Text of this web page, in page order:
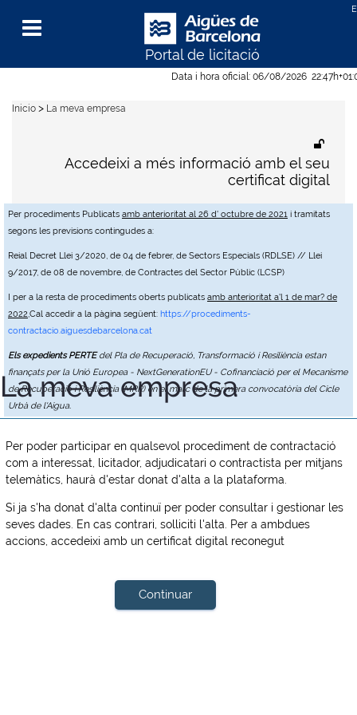
Data i hora oficial: 06/08/2026 22:47h
Per procediments Publicats amb anterioritat al 26 d' octubre de 2021 i tramitats
segons les previsions contingudes a:
Reial Decret Llei 3/2020, de 04 de febrer, de Sectors Especials (RDLSE) // Llei
9/2017, de 08 de novembre, de Contractes del Sector Públic (LCSP)
I per a la resta de procediments oberts publicats amb anterioritat a'l 1 de mar? de
2022,Cal accedir a la pàgina següent: https://procediments-
contractacio.aiguesdebarcelona.cat
Els expedients PERTEdel Pla de Recuperació, Transformació i Resiliència estan
finançats per la Unió Europea - NextGenerationEU - Cofinanciació per el Mecanisme
de Recuperació i Resiliència (MRR) en el marc de la primera convocatòria del Cicle
Urbà de l'Aigua.
Portal de licitació
Menu
Accedeixi a més informació amb el seu
certificat digital
Inicio > La meva empresa
La meva empresa
Per poder participar en qualsevol procediment de contractació
com a interessat, licitador, adjudicatari o contractista per mitjans
telemàtics, haurà d'estar donat d'alta a la plataforma.
Si ja s'ha donat d'alta continuï per poder consultar i gestionar les
seves dades. En cas contrari, solliciti l'alta. Per a ambdues
accions, accedeixi amb un certificat digital reconegut
Continuar